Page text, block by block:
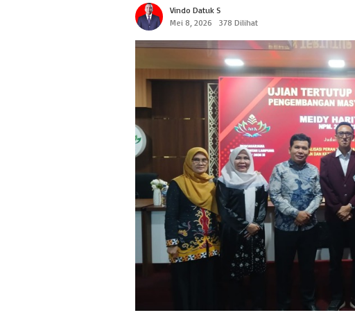
Vindo Datuk S
Mei 8, 2026
378 Dilihat